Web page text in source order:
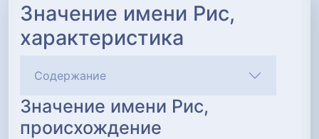
Значение имени Рис,
характеристика
Содержание
Значение имени Рис,
происхождение